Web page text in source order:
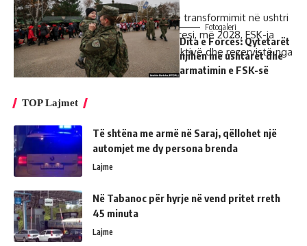
Fotogaleri
Dita e Forcës: Qytetarët
njihen me ushtarët dhe
armatimin e FSK-së
FSK-ja është aktualisht në proces të transformimit në ushtri
të rregullt. Deri në fund të këtij procesi, më 2028, FSK-ja
pritet t’i ketë mbi 7.500 pjesëtarë aktivë dhe rezervistë nga
mbi 4.000 sa i ka aktualisht./REL
TOP Lajmet
Të shtëna me armë në Saraj, qëllohet një
automjet me dy persona brenda
Lajme
Në Tabanoc për hyrje në vend pritet rreth
45 minuta
Lajme